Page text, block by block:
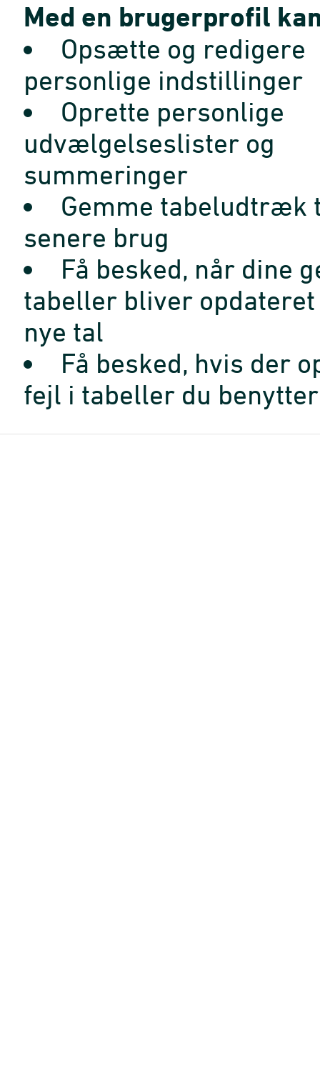
Med en brugerprofil
Opsætte og redigere
personlige indstillinger
Oprette personlige
udvælgelseslister og
summeringer
Gemme tabeludtræk
senere brug
Få besked, når dine
tabeller bliver opdateret
nye tal
Få besked, hvis der
fejl i tabeller du benytter